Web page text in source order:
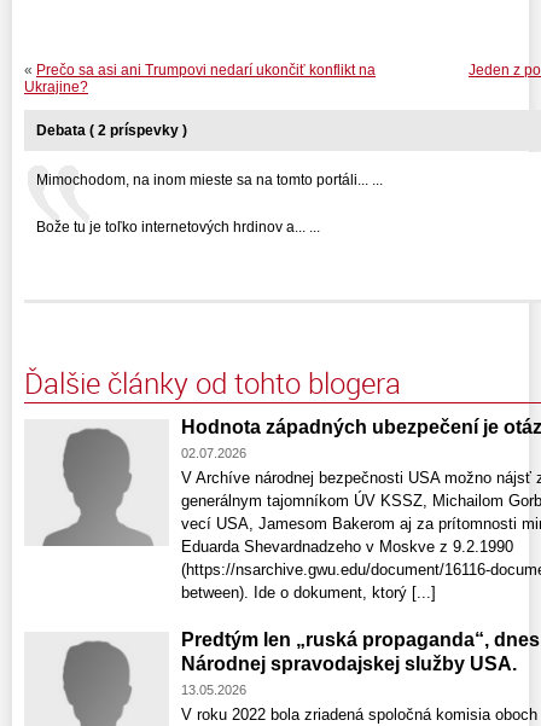
Jeden z
« Prečo sa asi ani Trumpovi nedarí ukončiť konflikt na
Ukrajine?
Debata ( 2 príspevky )
Mimochodom, na inom mieste sa na tomto portáli... ...
Bože tu je toľko internetových hrdinov a... ...
Ďalšie články od tohto blogera
Hodnota západných ubezpečení je
02.07.2026
V Archíve národnej bezpečnosti USA možno nájsť
generálnym tajomníkom ÚV KSSZ, Michailom
vecí USA, Jamesom Bakerom aj za prítomnosti
Eduarda Shevardnadzeho v Moskve z 9.2.1990
(https://nsarchive.gwu.edu/document/16116-
between). Ide o dokument, ktorý [...]
Predtým len „ruská propaganda“,
Národnej spravodajskej služby USA.
13.05.2026
V roku 2022 bola zriadená spoločná komisia